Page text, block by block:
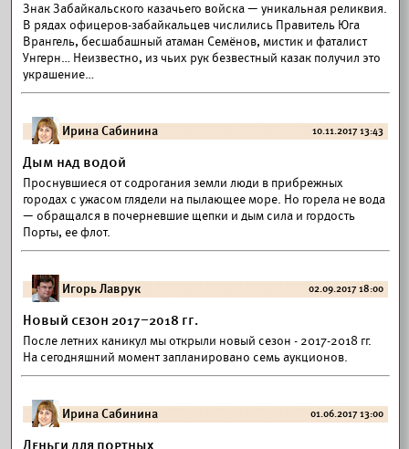
Знак Забайкальского казачьего войска — уникальная реликвия.
В рядах офицеров-забайкальцев числились Правитель Юга
Врангель, бесшабашный атаман Семёнов, мистик и фаталист
Унгерн… Неизвестно, из чьих рук безвестный казак получил это
украшение…
Ирина Сабинина 10.11.2017 13:43
Дым над водой
Проснувшиеся от содрогания земли люди в прибрежных
городах с ужасом глядели на пылающее море. Но горела не вода
— обращался в почерневшие щепки и дым сила и гордость
Порты, ее флот.
Игорь Лаврук 02.09.2017 18:00
Новый сезон 2017–2018 гг.
После летних каникул мы открыли новый сезон - 2017-2018 гг.
На сегодняшний момент запланировано семь аукционов.
Ирина Сабинина 01.06.2017 13:00
Деньги для портных